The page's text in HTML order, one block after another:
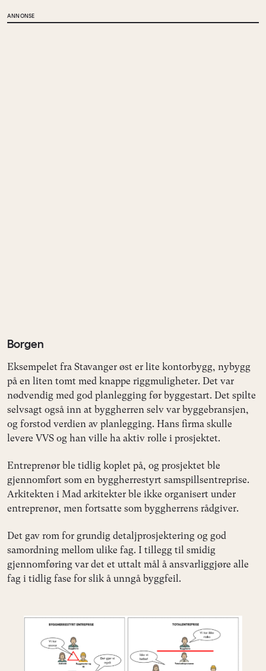
ANNONSE
Borgen
Eksempelet fra Stavanger øst er lite kontorbygg, nybygg
på en liten tomt med knappe riggmuligheter. Det var
nødvendig med god planlegging før byggestart. Det spilte
selvsagt også inn at byggherren selv var byggebransjen,
og forstod verdien av planlegging. Hans firma skulle
levere VVS og han ville ha aktiv rolle i prosjektet.
Entreprenør ble tidlig koplet på, og prosjektet ble
gjennomført som en byggherrestyrt samspillsentreprise.
Arkitekten i Mad arkitekter ble ikke organisert under
entreprenør, men fortsatte som byggherrens rådgiver.
Det gav rom for grundig detaljprosjektering og god
samordning mellom ulike fag. I tillegg til smidig
gjennomføring var det et uttalt mål å ansvarliggjøre alle
fag i tidlig fase for slik å unngå byggfeil.